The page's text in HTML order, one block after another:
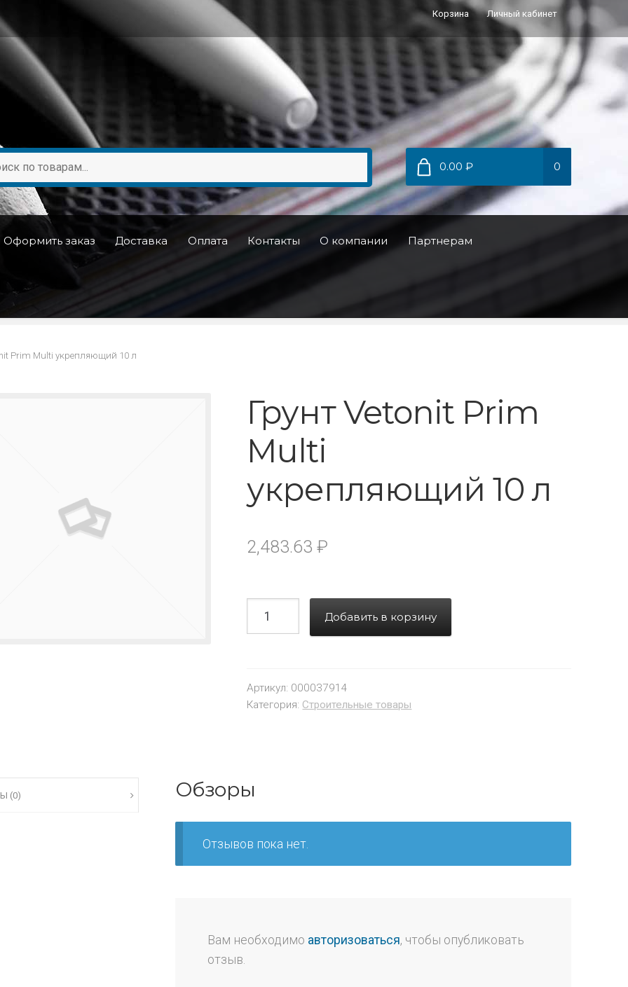
Корзина Личный кабинет
0.00 ₽ 0
Оформить заказ Доставка Оплата Контакты О компании Партнерам
Prim Multi укрепляющий 10 л
Грунт Vetonit Prim
Multi
укрепляющий 10 л
2,483.63₽
Добавить в корзину
Артикул: 000037914
Категория: Строительные товары
(0) Обзоры
Отзывов пока нет.
Вам необходимо авторизоваться, чтобы опубликовать
отзыв.